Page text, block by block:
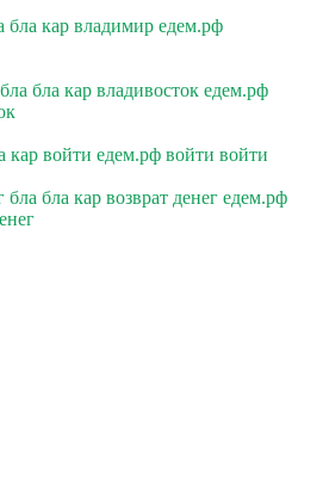
бла кар владимир едем.рф
бла кар владивосток едем.рф
кар войти едем.рф войти войти
бла бла кар возврат денег едем.рф